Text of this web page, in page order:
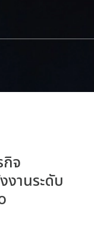
กิจ
งานระดับ